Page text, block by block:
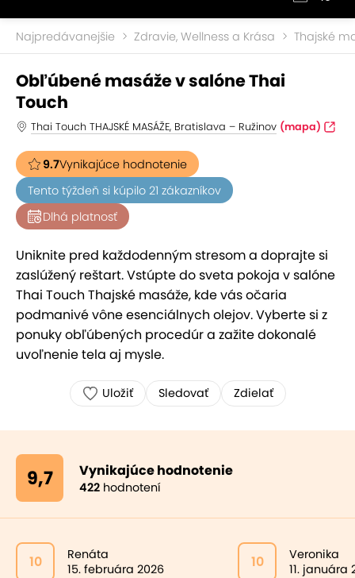
Najpredávanejšie Zdravie, Wellness a Krása Thajské
Obľúbené masáže v salóne Thai
Touch
Thai Touch THAJSKÉ MASÁŽE, Bratislava – Ružinov (mapa)
9.7Vynikajúce hodnotenie
Tento týždeň si kúpilo 21 zákazníkov
Dlhá platnosť
Uniknite pred každodenným stresom a doprajte si
zaslúžený reštart. Vstúpte do sveta pokoja v salóne
Thai Touch Thajské masáže, kde vás očaria
podmanivé vône esenciálnych olejov. Vyberte si z
ponuky obľúbených procedúr a zažite dokonalé
uvoľnenie tela aj mysle.
Uložiť Sledovať Zdielať
9,7 Vynikajúce hodnotenie
422 hodnotení
10
Renáta
15. februára 2026
10
Veronika
11. januára